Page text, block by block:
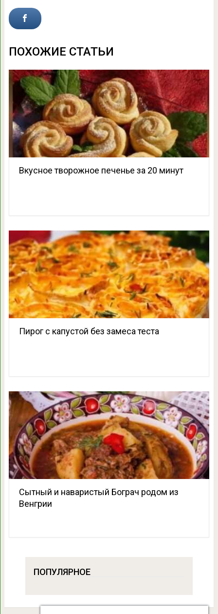
ПОХОЖИЕ СТАТЬИ
Вкусное творожное печенье за 20 минут
Пирог с капустой без замеса теста
Сытный и наваристый Бограч родом из
Венгрии
ПОПУЛЯРНОЕ